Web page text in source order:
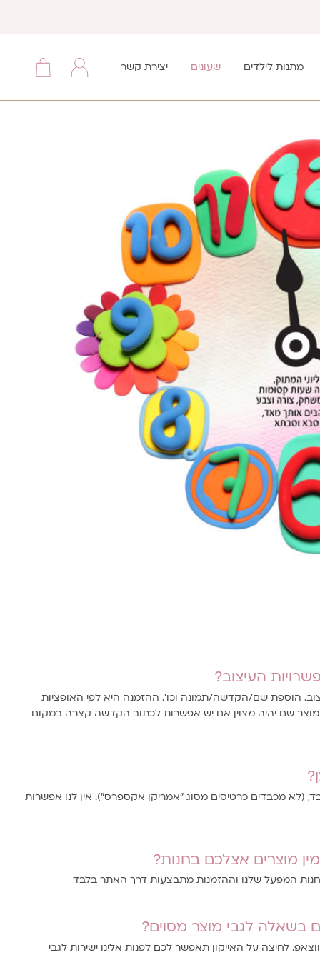
מתנות לילדים שעונים יצירת קשר
העיצוב?
הוספת שם/הקדשה/תמונה וכו'. ההזמנה היא לפי האופציות
שם יהיה מצוין אם יש אפשרות לכתוב הקדשה קצרה במקום
(לא מכבדים כרטיסים מסוג "אמריקן אקספרס"). אין לנו אפשרות
מוצרים אצלכם בחנות?
המפעל שלנו וההזמנות מתבצעות דרך האתר בלבד
בשאלה לגבי מוצר מסוים?
לחיצה על האייקון תאפשר לכם לפנות אלינו ישירות לגבי